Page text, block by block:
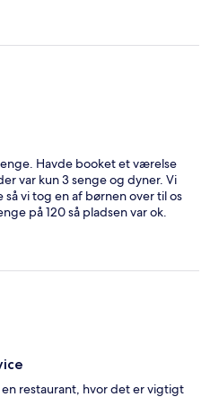
Havde booket et værelse
var kun 3 senge og dyner. Vi
så vi tog en af børnen over til os
på 120 så pladsen var ok.
restaurant, hvor det er vigtigt